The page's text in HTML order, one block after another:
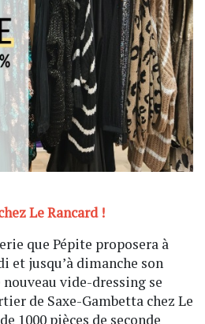
Le Rancard !
que Pépite proposera à
et jusqu’à dimanche son
vide-dressing se
de Saxe-Gambetta chez Le
1000 pièces de seconde